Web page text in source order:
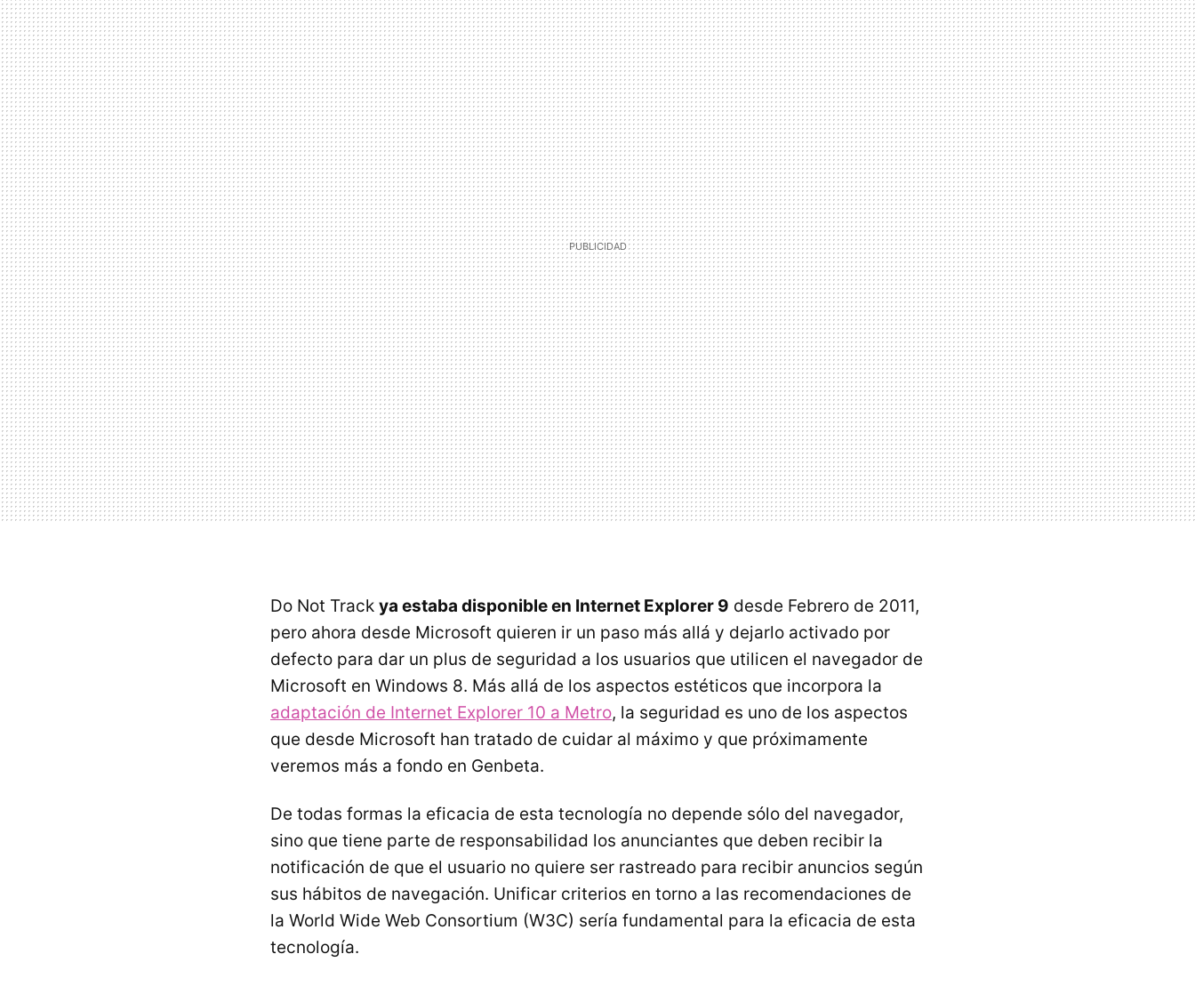
Do Not Track ya estaba disponible en Internet Explorer 9 desde Febrero de 2011,
pero ahora desde Microsoft quieren ir un paso más allá y dejarlo activado por
defecto para dar un plus de seguridad a los usuarios que utilicen el navegador de
Microsoft en Windows 8. Más allá de los aspectos estéticos que incorpora la
adaptación de Internet Explorer 10 a Metro, la seguridad es uno de los aspectos
que desde Microsoft han tratado de cuidar al máximo y que próximamente
veremos más a fondo en Genbeta.
De todas formas la eficacia de esta tecnología no depende sólo del navegador,
sino que tiene parte de responsabilidad los anunciantes que deben recibir la
notificación de que el usuario no quiere ser rastreado para recibir anuncios según
sus hábitos de navegación. Unificar criterios en torno a las recomendaciones de
la World Wide Web Consortium (W3C) sería fundamental para la eficacia de esta
tecnología.